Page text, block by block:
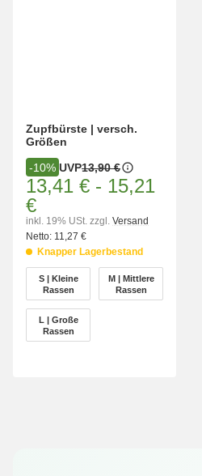
Zupfbürste | versch.
Größen
-10% UVP13,90 €
13,41 € - 15,21
€
inkl. 19% USt. zzgl. Versand
Netto: 11,27 €
Knapper Lagerbestand
wählen
S | Kleine
RassenS | Kleine Rassen
M | Mittlere
RassenM | Mittlere Rassen
L | Große
RassenL | Große Rassen